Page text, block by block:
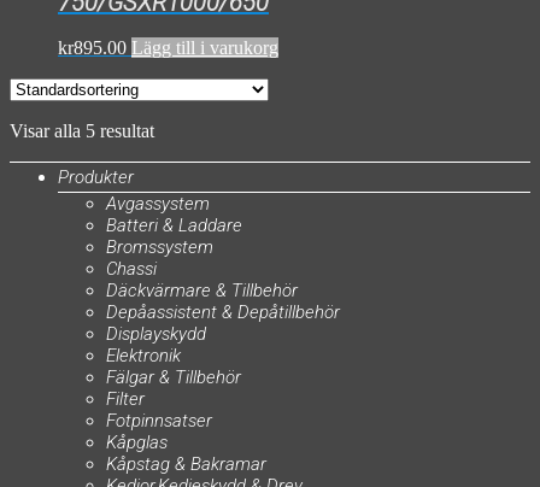
kr895.00 Lägg till i varukorg
Visar alla 5 resultat
Produkter
Avgassystem
Batteri & Laddare
Bromssystem
Chassi
Däckvärmare & Tillbehör
Depåassistent & Depåtillbehör
Displayskydd
Elektronik
Fälgar & Tillbehör
Filter
Fotpinnsatser
Kåpglas
Kåpstag & Bakramar